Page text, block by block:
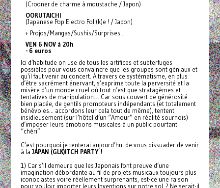
(Crooner de charme à moustache / Japon)
OORUTAICHI
(Japanese Pop Electro Foll(k)e ! / Japon)
+ Projos/Mangas/Sushis/Surprises…
VEN 6 NOV à 20h
- 6 euros
Ici d’habitude on use de tous les artifices et subterfuges
possibles pour vous convaincre que les groupes sont géniaux et
qu’il faut venir au concert. À travers ce systématisme, en plus
d’être sacrément énervant, s’exprime toute la perversité et la
misère d’un monde cruel où tout n’est que stratagèmes et
tentatives de manipulation… Car sous couvert de générosité
bien placée, de gentils promoteurs indépendants (et totalement
bénévoles... accordons leur cela tout de même), tentent
insidieusement (sur l’hôtel d’un “Amour” en réalité sournois)
d’imposer leurs émotions musicales à un public pourtant
“chéri”.
C’est pourquoi je tenterai aujourd’hui de vous dissuader de venir
à la JAPAN (GLK)ITCH PARTY !
1) Car s’il demeure que les Japonais font preuve d’une
imagination débordante au fil de projets musicaux toujours plus
iconoclastes voire réellement surprenants, est-ce une raison
pour vouloir importer leurs Inventions sur notre sol ? Ne serait-il